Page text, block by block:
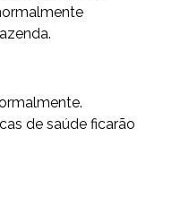
.
de saúde ficarão